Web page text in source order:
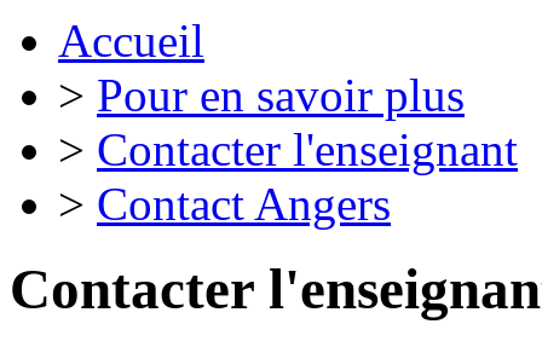
Accueil
> Pour en savoir plus
> Contacter l'enseignant
> Contact Angers
Contacter